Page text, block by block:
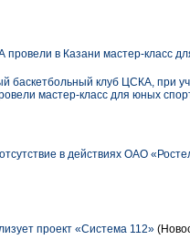
в Казани мастер-класс
клуб ЦСКА, при
мастер-класс для юных
в действиях ОАО
проект «Система 112»